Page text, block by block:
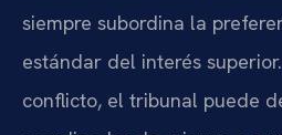
siempre subordina la
estándar del interés
conflicto, el tribunal puede